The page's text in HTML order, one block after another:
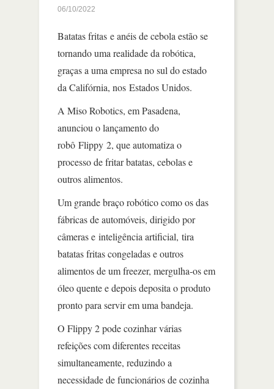
06/10/2022
Batatas fritas e anéis de cebola estão se
tornando uma realidade da robótica,
graças a uma empresa no sul do estado
da Califórnia, nos Estados Unidos.
A Miso Robotics, em Pasadena,
anunciou o lançamento do
robô Flippy 2, que automatiza o
processo de fritar batatas, cebolas e
outros alimentos.
Um grande braço robótico como os das
fábricas de automóveis, dirigido por
câmeras e inteligência artificial, tira
batatas fritas congeladas e outros
alimentos de um freezer, mergulha-os em
óleo quente e depois deposita o produto
pronto para servir em uma bandeja.
O Flippy 2 pode cozinhar várias
refeições com diferentes receitas
simultaneamente, reduzindo a
necessidade de funcionários de cozinha